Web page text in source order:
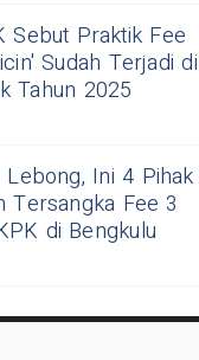
Sebut Praktik Fee
Sudah Terjadi di
Tahun 2025
Lebong, Ini 4 Pihak
Tersangka Fee 3
di Bengkulu